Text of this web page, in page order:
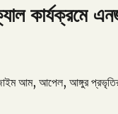
কার্যক্রমে
আম, আপেল, আঙ্গুর প্রভৃতির